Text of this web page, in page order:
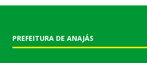
PREFEITURA DE ANAJÁS